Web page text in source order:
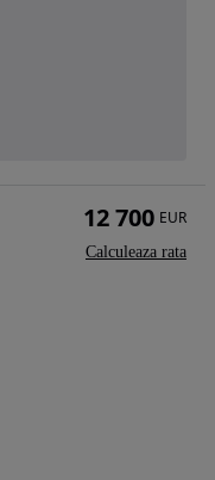
12 700 EUR
Calculeaza rata